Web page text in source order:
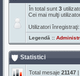
În total sunt 3
Cei mai mulţi
Utilizatori
Legendă ::
Statistici
Total mesaje 21147